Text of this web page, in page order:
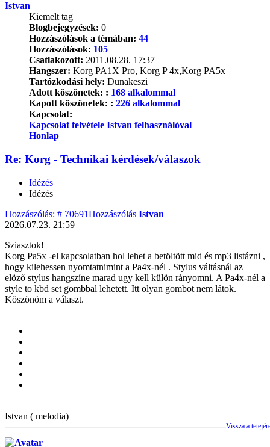
Istvan
Kiemelt tag
Blogbejegyzések: 0
Hozzászólások a témában: 44
Hozzászólások: 105
Csatlakozott: 2011.08.28. 17:37
Hangszer: Korg PA1X Pro, Korg P 4x,Korg PA5x
Tartózkodási hely: Dunakeszi
Adott köszönetek: : 168 alkalommal
Kapott köszönetek: : 226 alkalommal
Kapcsolat:
Kapcsolat felvétele Istvan felhasználóval
Honlap
Re: Korg - Technikai kérdések/válaszok
Idézés
Idézés
Hozzászólás: # 70691Hozzászólás Istvan
2026.07.23. 21:59
Sziasztok!
Korg Pa5x -el kapcsolatban hol lehet a betöltött mid és mp3 listázni ,
hogy kilehessen nyomtatnimint a Pa4x-nél . Stylus váltásnál az
elöző stylus hangszíne marad ugy kell külön rányomni. A Pa4x-nél a
style to kbd set gombbal lehetett. Itt olyan gombot nem látok.
Köszönöm a választ.
Istvan ( melodia)
Vissza a